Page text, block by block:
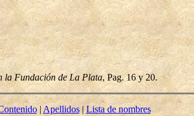
la Fundación de La Plata, Pag. 16 y 20.
| Apellidos| Lista de nombres